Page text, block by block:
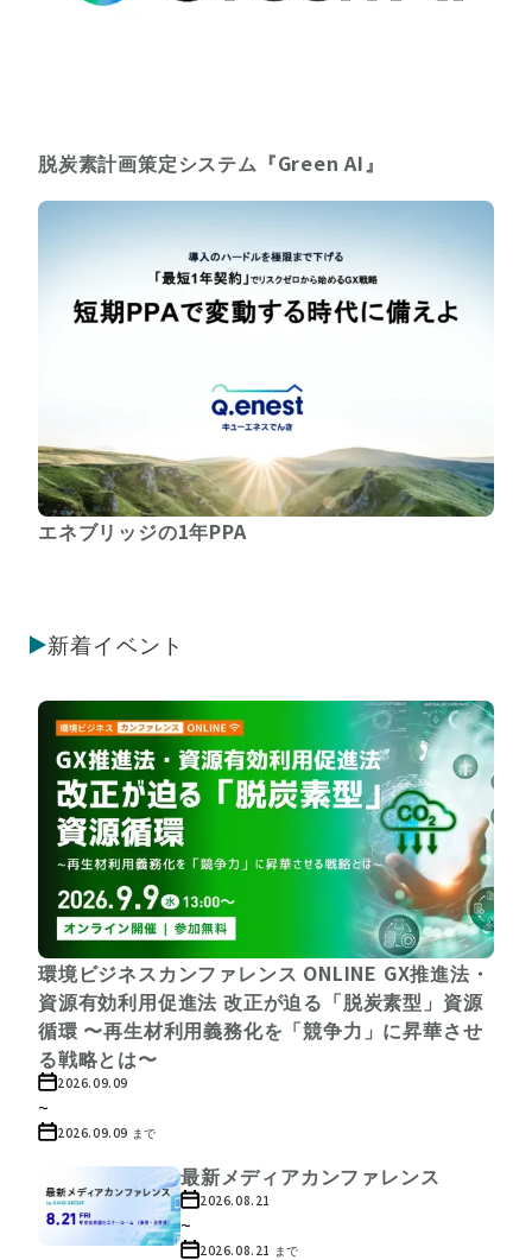
脱炭素計画策定システム『Green AI』
エネブリッジの1年PPA
新着イベント
環境ビジネスカンファレンス ONLINE GX推進法・
資源有効利用促進法 改正が迫る「脱炭素型」資源
循環 〜再生材利用義務化を「競争力」に昇華させ
る戦略とは〜
2026.09.09
~
2026.09.09 まで
最新メディアカンファレンス
2026.08.21
~
2026.08.21 まで